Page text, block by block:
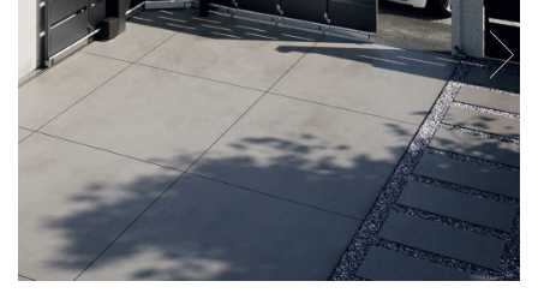
Kit-uri Feronerie Telescopice
Bariere Auto / Sisteme
Parcare
Kit-uri Bariere Auto
Bariere Automate
Brate Bariere Auto
Terminale Parcare
Accesorii Bariere Auto
Bolarzi antiterorism
Electromagneti
Hard Disk-uri
NVR - Network Video Recorder